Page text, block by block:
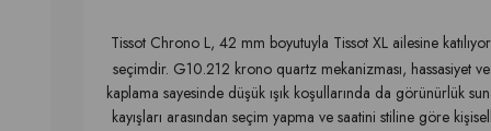
Tissot Chrono L, 42 mm boyutuyla Tissot XL ailesine
seçimdir. G10.212 krono quartz mekanizması, hassasiyet
kaplama sayesinde düşük ışık koşullarında da görünürlük
kayışları arasından seçim yapma ve saatini stiline göre